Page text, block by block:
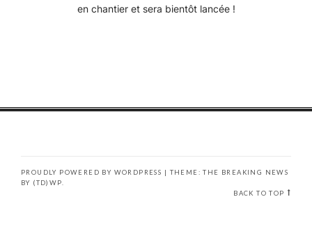
en chantier et sera bientôt lancée !
PROUDLY POWERED BY WORDPRESS | THEME: THE BREAKING NEWS
BY (TD)WP.
BACK TO TOP